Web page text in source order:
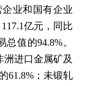
企业和国有企业
亿元，同比
值的94.8%。
进口金属矿及
61.8%；未锻轧